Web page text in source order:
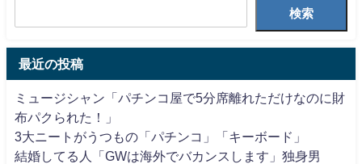
検索
最近の投稿
ミュージシャン「パチンコ屋で5分席離れただけなのに財
布パクられた！」
3大ニートがうつもの「パチンコ」「キーボード」
結婚してる人「GWは海外でバカンスします」独身男